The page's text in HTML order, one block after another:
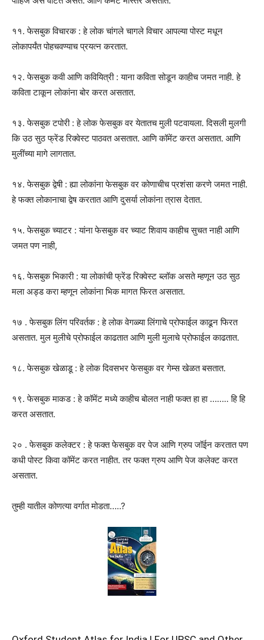
११. फेसबुक विचारक : हे लोक चांगले चागले विचार आपल्या पोस्ट मधून
लोकापर्यंत पोहचवण्याच प्रयत्न करतात.
१२. फेसबुक कवी आणि कवियित्री : याना कविता सोडून काहीच जमत नाही. हे
कविता टाकून लोकांना बोर करत असतात.
१३. फेसबुक टपोरी : हे लोक फेसबुक वर येतातच मुली पटवायला. दिसली मुलगी
कि उठ सुठ फ्रेंड रिक्वेस्ट पाठवत असतात. आणि कॉमेंट करत असतात. आणि
मुलींच्या मागे लागतात.
१४. फेसबुक द्वेषी : ह्या लोकांना फेसबुक वर कोणाचीच प्रशंसा करणे जमत नाही.
हे फक्त लोकानाचा द्वेष करतात आणि दुसर्या लोकांना त्रास देतात.
१५. फेसबुक च्याटर : यांना फेसबुक वर च्याट शिवाय काहीच सुचत नाही आणि
जमत पण नाही,
१६. फेसबुक भिकारी : या लोकांची फ्रेंड रिक्वेस्ट ब्लॉक असते म्हणून उठ सुठ
मला अड्ड करा म्हणून लोकांना भिक मागत फिरत असतात.
१७ . फेसबुक लिंग परिवर्तक : हे लोक वेगळ्या लिंगाचे प्रोफाईल काढून फिरत
असतात. मुल मुलीचे प्रोफाईल काढतात आणि मुली मुलाचे प्रोफाईल काढतात.
१८. फेसबुक खेळाडू : हे लोक दिवसभर फेसबुक वर गेम्स खेळत बसतात.
१९. फेसबुक माकड : हे कॉमेंट मध्ये काहीच बोलत नाही फक्त हा हा …….. हि हि
करत असतात.
२० . फेसबुक कलेक्टर : हे फक्त फेसबुक वर पेज आणि ग्रुप जॉईन करतात पण
कधी पोस्ट किवा कॉमेंट करत नाहीत. तर फक्त ग्रुप आणि पेज कलेक्ट करत
असतात.
तुम्ही यातील कोणत्या वर्गात मोडता…..?